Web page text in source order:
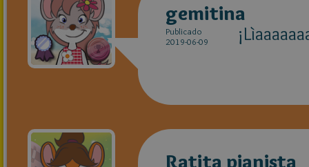
gemitina
Publicado
2019-06-09
Ratita pianista